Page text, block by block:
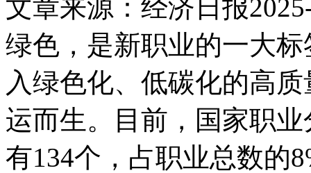
文章来源：经济日报
绿色，是新职业的一大
入绿色化、低碳化的高
运而生。目前，国家职
有134个，占职业总数的